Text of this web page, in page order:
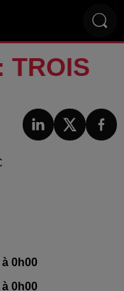
TROIS
0h00
0h00